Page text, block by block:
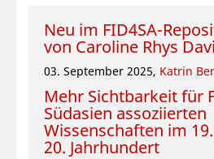
Neu im FID4SA-
von Caroline Rhys
03. September 2025, Katrin
Mehr Sichtbarkeit für
Südasien assoziierten
Wissenschaften im
20. Jahrhundert